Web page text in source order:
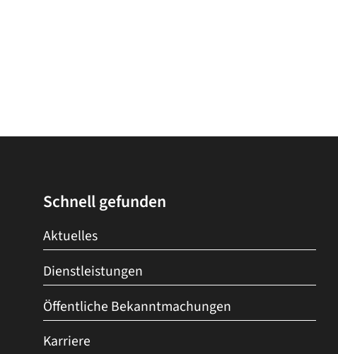
Schnell gefunden
Aktuelles
Dienstleistungen
Öffentliche Bekanntmachungen
Karriere